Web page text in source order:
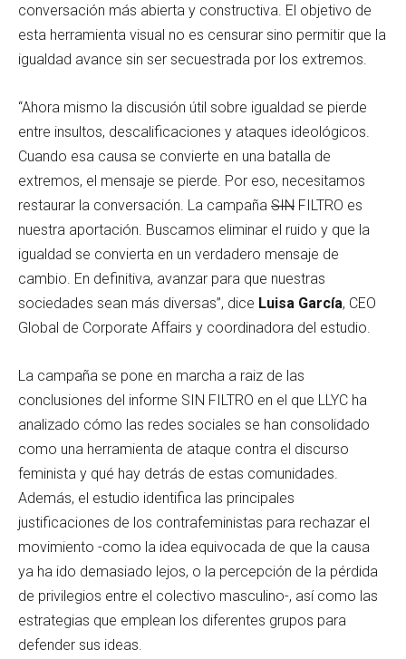
conversación más abierta y constructiva. El objetivo de
esta herramienta visual no es censurar sino permitir que la
igualdad avance sin ser secuestrada por los extremos.
“Ahora mismo la discusión útil sobre igualdad se pierde
entre insultos, descalificaciones y ataques ideológicos.
Cuando esa causa se convierte en una batalla de
extremos, el mensaje se pierde. Por eso, necesitamos
restaurar la conversación. La campaña SIN FILTRO es
nuestra aportación. Buscamos eliminar el ruido y que la
igualdad se convierta en un verdadero mensaje de
cambio. En definitiva, avanzar para que nuestras
sociedades sean más diversas”, dice Luisa García, CEO
Global de Corporate Affairs y coordinadora del estudio.
La campaña se pone en marcha a raiz de las
conclusiones del informe SIN FILTRO en el que LLYC ha
analizado cómo las redes sociales se han consolidado
como una herramienta de ataque contra el discurso
feminista y qué hay detrás de estas comunidades.
Además, el estudio identifica las principales
justificaciones de los contrafeministas para rechazar el
movimiento -como la idea equivocada de que la causa
ya ha ido demasiado lejos, o la percepción de la pérdida
de privilegios entre el colectivo masculino-, así como las
estrategias que emplean los diferentes grupos para
defender sus ideas.